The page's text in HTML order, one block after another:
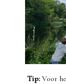
Tip:Voor